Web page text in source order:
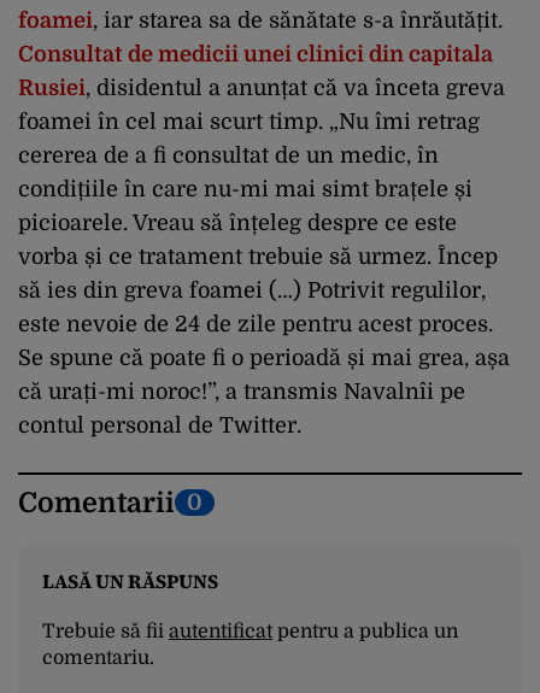
foamei, iar starea sa de sănătate s-a înrăutățit.
Consultat de medicii unei clinici din capitala
Rusiei, disidentul a anunțat că va înceta greva
foamei în cel mai scurt timp. „Nu îmi retrag
cererea de a fi consultat de un medic, în
condițiile în care nu-mi mai simt brațele și
picioarele. Vreau să înțeleg despre ce este
vorba și ce tratament trebuie să urmez. Încep
să ies din greva foamei (…) Potrivit regulilor,
este nevoie de 24 de zile pentru acest proces.
Se spune că poate fi o perioadă și mai grea, așa
că urați-mi noroc!”, a transmis Navalnîi pe
contul personal de Twitter.
Comentarii 0
LASĂ UN RĂSPUNS
Trebuie să fii autentificatpentru a publica un
comentariu.